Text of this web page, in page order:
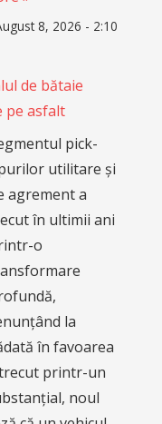
8, 2026 - 2:10
de bătaie
pe asfalt
pick-
utilitare și
agrement a
în ultimii ani
o
la
în favoarea
printr-un
noul